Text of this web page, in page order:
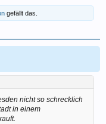
gefällt das.
nicht so schrecklich
in einem